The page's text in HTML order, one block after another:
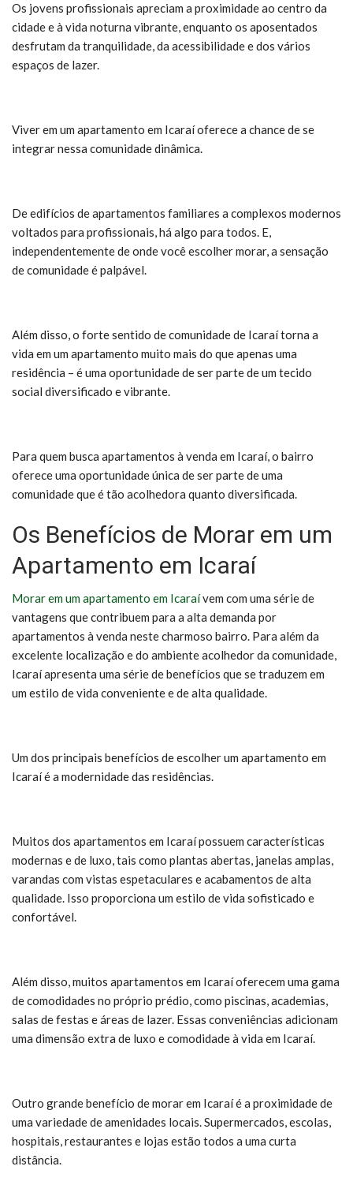
Os jovens profissionais apreciam a proximidade ao centro da
cidade e à vida noturna vibrante, enquanto os aposentados
desfrutam da tranquilidade, da acessibilidade e dos vários
espaços de lazer.
Viver em um apartamento em Icaraí oferece a chance de se
integrar nessa comunidade dinâmica.
De edifícios de apartamentos familiares a complexos modernos
voltados para profissionais, há algo para todos. E,
independentemente de onde você escolher morar, a sensação
de comunidade é palpável.
Além disso, o forte sentido de comunidade de Icaraí torna a
vida em um apartamento muito mais do que apenas uma
residência – é uma oportunidade de ser parte de um tecido
social diversificado e vibrante.
Para quem busca apartamentos à venda em Icaraí, o bairro
oferece uma oportunidade única de ser parte de uma
comunidade que é tão acolhedora quanto diversificada.
Os Benefícios de Morar em um
Apartamento em Icaraí
Morar em um apartamento em Icaraívem com uma série de
vantagens que contribuem para a alta demanda por
apartamentos à venda neste charmoso bairro. Para além da
excelente localização e do ambiente acolhedor da comunidade,
Icaraí apresenta uma série de benefícios que se traduzem em
um estilo de vida conveniente e de alta qualidade.
Um dos principais benefícios de escolher um apartamento em
Icaraí é a modernidade das residências.
Muitos dos apartamentos em Icaraí possuem características
modernas e de luxo, tais como plantas abertas, janelas amplas,
varandas com vistas espetaculares e acabamentos de alta
qualidade. Isso proporciona um estilo de vida sofisticado e
confortável.
Além disso, muitos apartamentos em Icaraí oferecem uma gama
de comodidades no próprio prédio, como piscinas, academias,
salas de festas e áreas de lazer. Essas conveniências adicionam
uma dimensão extra de luxo e comodidade à vida em Icaraí.
Outro grande benefício de morar em Icaraí é a proximidade de
uma variedade de amenidades locais. Supermercados, escolas,
hospitais, restaurantes e lojas estão todos a uma curta
distância.